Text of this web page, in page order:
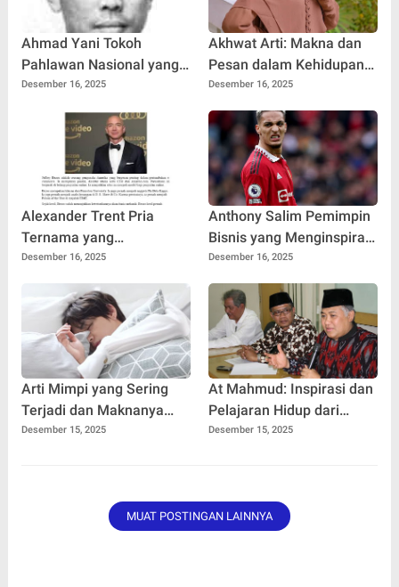
Ahmad Yani Tokoh
Pahlawan Nasional yang
Menginspirasi Generasi
Desember 16, 2025
Akhwat Arti: Makna dan
Pesan dalam Kehidupan
Sehari-hari
Desember 16, 2025
Alexander Trent Pria
Ternama yang
Menginspirasi Dunia
Bisnis Indonesia
Desember 16, 2025
Anthony Salim Pemimpin
Bisnis yang Menginspirasi
dan Berkontribusi Besar
bagi Indonesia
Desember 16, 2025
Arti Mimpi yang Sering
Terjadi dan Maknanya
bagi Kehidupan Sehari-
Desember 15, 2025
At Mahmud: Inspirasi dan
Pelajaran Hidup dari
Tokoh Berpengaruh
Desember 15, 2025
MUAT POSTINGAN LAINNYA